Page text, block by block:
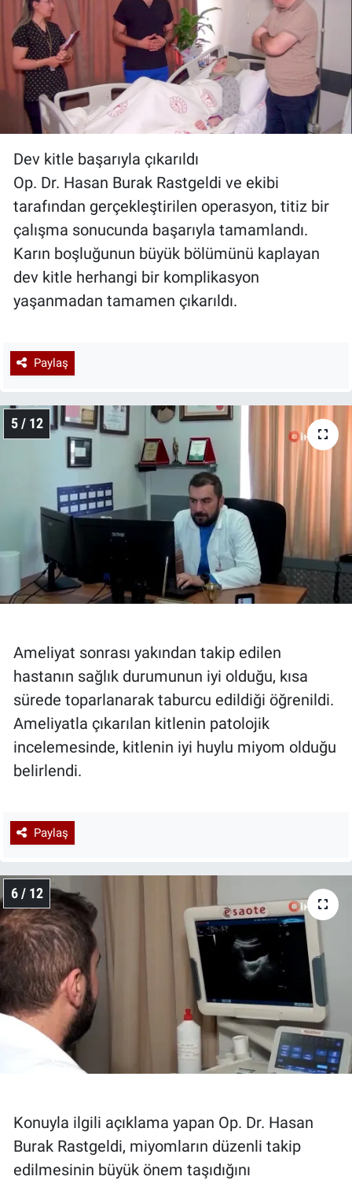
Dev kitle başarıyla çıkarıldı
Op. Dr. Hasan Burak Rastgeldi ve ekibi
tarafından gerçekleştirilen operasyon, titiz bir
çalışma sonucunda başarıyla tamamlandı.
Karın boşluğunun büyük bölümünü kaplayan
dev kitle herhangi bir komplikasyon
yaşanmadan tamamen çıkarıldı.
Paylaş
5 / 12
Ameliyat sonrası yakından takip edilen
hastanın sağlık durumunun iyi olduğu, kısa
sürede toparlanarak taburcu edildiği öğrenildi.
Ameliyatla çıkarılan kitlenin patolojik
incelemesinde, kitlenin iyi huylu miyom olduğu
belirlendi.
Paylaş
6 / 12
Konuyla ilgili açıklama yapan Op. Dr. Hasan
Burak Rastgeldi, miyomların düzenli takip
edilmesinin büyük önem taşıdığını